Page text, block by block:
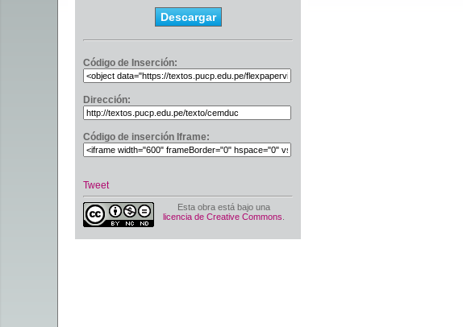
Descargar
Código de Inserción:
Dirección:
Código de inserción Iframe:
Tweet
Esta obra está bajo una
licencia de Creative Commons